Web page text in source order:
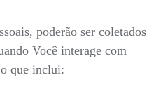
poderão ser coletados
Você interage com
que inclui: